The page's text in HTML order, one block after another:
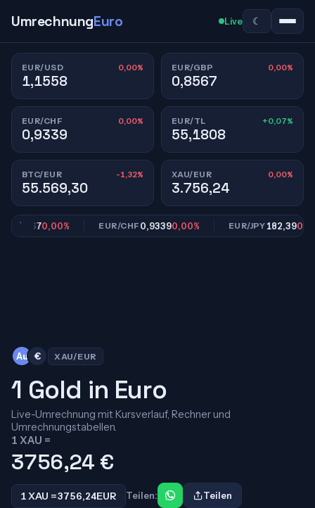
UmrechnungEuro Live ☾
EUR/USD 0,00%
1,1558
EUR/GBP 0,00%
0,8567
EUR/CHF 0,00%
0,9339
EUR/TL +0,07%
55,1808
BTC/EUR -1,32%
55.569,30
XAU/EUR 0,00%
3.756,24
0,00% EUR/CHF0,93390,00% EUR/JPY182,390,00%
Au € XAU/EUR
1 Gold in Euro
Live-Umrechnung mit Kursverlauf, Rechner und
Umrechnungstabellen.
1 XAU =
3756,24 €
1 XAU =3756,24EUR Teilen: Teilen